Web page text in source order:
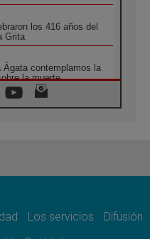
los 416 años del
Grita
Ágata contemplamos la
la muerte
Santuario de la Madre
Los servicios
Difusión